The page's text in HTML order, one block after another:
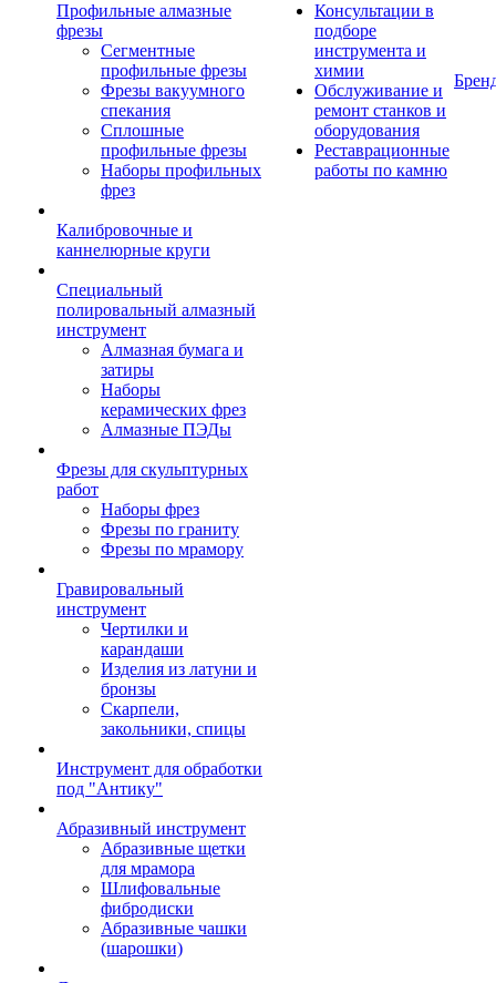
Профильные алмазные
фрезы
Сегментные
профильные фрезы
Фрезы вакуумного
спекания
Сплошные
профильные фрезы
Наборы профильных
фрез
Калибровочные и
каннелюрные круги
Специальный
полировальный алмазный
инструмент
Алмазная бумага и
затиры
Наборы
керамических фрез
Алмазные ПЭДы
Фрезы для скульптурных
работ
Наборы фрез
Фрезы по граниту
Фрезы по мрамору
Гравировальный
инструмент
Чертилки и
карандаши
Изделия из латуни и
бронзы
Скарпели,
закольники, спицы
Инструмент для обработки
под "Антику"
Абразивный инструмент
Абразивные щетки
для мрамора
Шлифовальные
фибродиски
Абразивные чашки
(шарошки)
Консультации в
подборе
инструмента и
химии
Обслуживание и
ремонт станков и
оборудования
Реставрационные
работы по камню